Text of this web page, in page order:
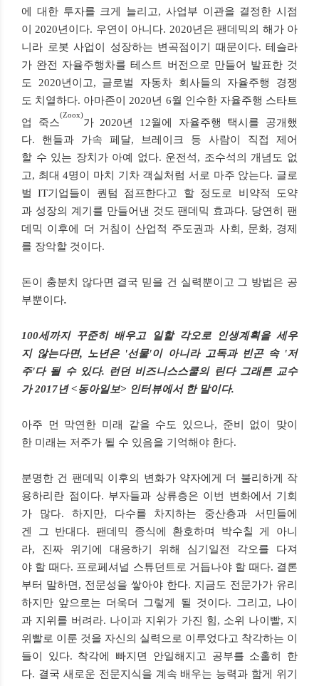
에 대한 투자를 크게 늘리고, 사업부 이관을 결정한 시점
이 2020년이다. 우연이 아니다. 2020년은 팬데믹의 해가 아
니라 로봇 사업이 성장하는 변곡점이기 때문이다. 테슬라
가 완전 자율주행차를 테스트 버전으로 만들어 발표한 것
도 2020년이고, 글로벌 자동차 회사들의 자율주행 경쟁
도 치열하다. 아마존이 2020년 6월 인수한 자율주행 스타트
업 죽스
(Zoox)
가 2020년 12월에 자율주행 택시를 공개했
다. 핸들과 가속 페달, 브레이크 등 사람이 직접 제어
할 수 있는 장치가 아예 없다. 운전석, 조수석의 개념도 없
고, 최대 4명이 마치 기차 객실처럼 서로 마주 앉는다. 글로
벌 IT기업들이 퀀텀 점프한다고 할 정도로 비약적 도약
과 성장의 계기를 만들어낸 것도 팬데믹 효과다. 당연히 팬
데믹 이후에 더 거침이 산업적 주도권과 사회, 문화, 경제
를 장악할 것이다.
돈이 충분치 않다면 결국 믿을 건 실력뿐이고 그 방법은 공
부뿐이다.
100세까지 꾸준히 배우고 일할 각오로 인생계획을 세우
지 않는다면, 노년은 '선물'이 아니라 고독과 빈곤 속 '저
주'다 될 수 있다. 런던 비즈니스스쿨의 린다 그래튼 교수
가 2017년 <동아일보> 인터뷰에서 한 말이다.
아주 먼 막연한 미래 같을 수도 있으나, 준비 없이 맞이
한 미래는 저주가 될 수 있음을 기억해야 한다.
분명한 건 팬데믹 이후의 변화가 약자에게 더 불리하게 작
용하리란 점이다. 부자들과 상류층은 이번 변화에서 기회
가 많다. 하지만, 다수를 차지하는 중산층과 서민들에
겐 그 반대다. 팬데믹 종식에 환호하며 박수칠 게 아니
라, 진짜 위기에 대응하기 위해 심기일전 각오를 다져
야 할 때다. 프로페셔널 스튜던트로 거듭나야 할 때다. 결론
부터 말하면, 전문성을 쌓아야 한다. 지금도 전문가가 유리
하지만 앞으로는 더욱더 그렇게 될 것이다. 그리고, 나이
과 지위를 버려라. 나이과 지위가 가진 힘, 소위 나이빨, 지
위빨로 이룬 것을 자신의 실력으로 이루었다고 착각하는 이
들이 있다. 착각에 빠지면 안일해지고 공부를 소홀히 한
다. 결국 새로운 전문지식을 계속 배우는 능력과 함게 위기